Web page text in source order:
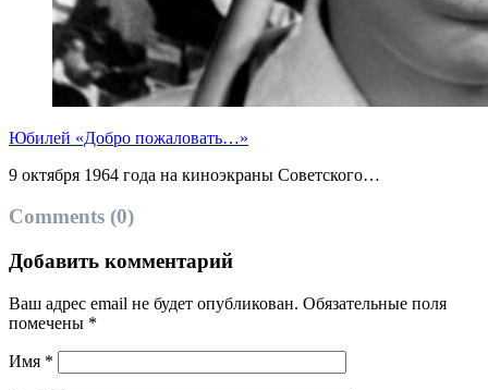
Юбилей «Добро пожаловать…»
9 октября 1964 года на киноэкраны Советского…
Comments (0)
Добавить комментарий
Ваш адрес email не будет опубликован. Обязательные поля
помечены *
Имя *